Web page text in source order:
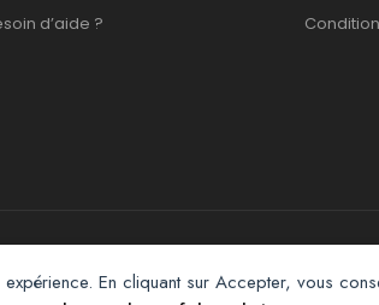
En cliquant sur Accepter, vous
d’aide ?
Afroclass eCommerce © 2026. All Rights